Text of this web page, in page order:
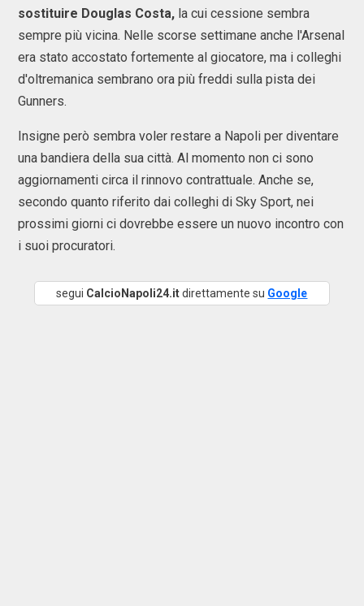
sostituire Douglas Costa, la cui cessione sembra
sempre più vicina. Nelle scorse settimane anche l'Arsenal
era stato accostato fortemente al giocatore, ma i colleghi
d'oltremanica sembrano ora più freddi sulla pista dei
Gunners.
Insigne però sembra voler restare a Napoli per diventare
una bandiera della sua città. Al momento non ci sono
aggiornamenti circa il rinnovo contrattuale. Anche se,
secondo quanto riferito dai colleghi di Sky Sport, nei
prossimi giorni ci dovrebbe essere un nuovo incontro con
i suoi procuratori.
segui CalcioNapoli24.itdirettamente su Google